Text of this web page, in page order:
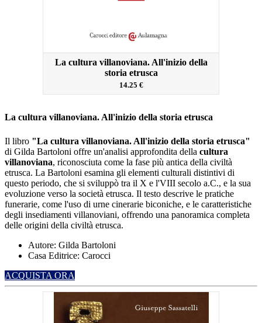
La cultura villanoviana. All'inizio della
storia etrusca
14.25 €
La cultura villanoviana. All'inizio della storia etrusca
Il libro "La cultura villanoviana. All'inizio della storia etrusca"
di Gilda Bartoloni offre un'analisi approfondita della cultura
villanoviana, riconosciuta come la fase più antica della civiltà
etrusca. La Bartoloni esamina gli elementi culturali distintivi di
questo periodo, che si sviluppò tra il X e l'VIII secolo a.C., e la sua
evoluzione verso la società etrusca. Il testo descrive le pratiche
funerarie, come l'uso di urne cinerarie biconiche, e le caratteristiche
degli insediamenti villanoviani, offrendo una panoramica completa
delle origini della civiltà etrusca.
Autore: Gilda Bartoloni
Casa Editrice: Carocci
ACQUISTA ORA